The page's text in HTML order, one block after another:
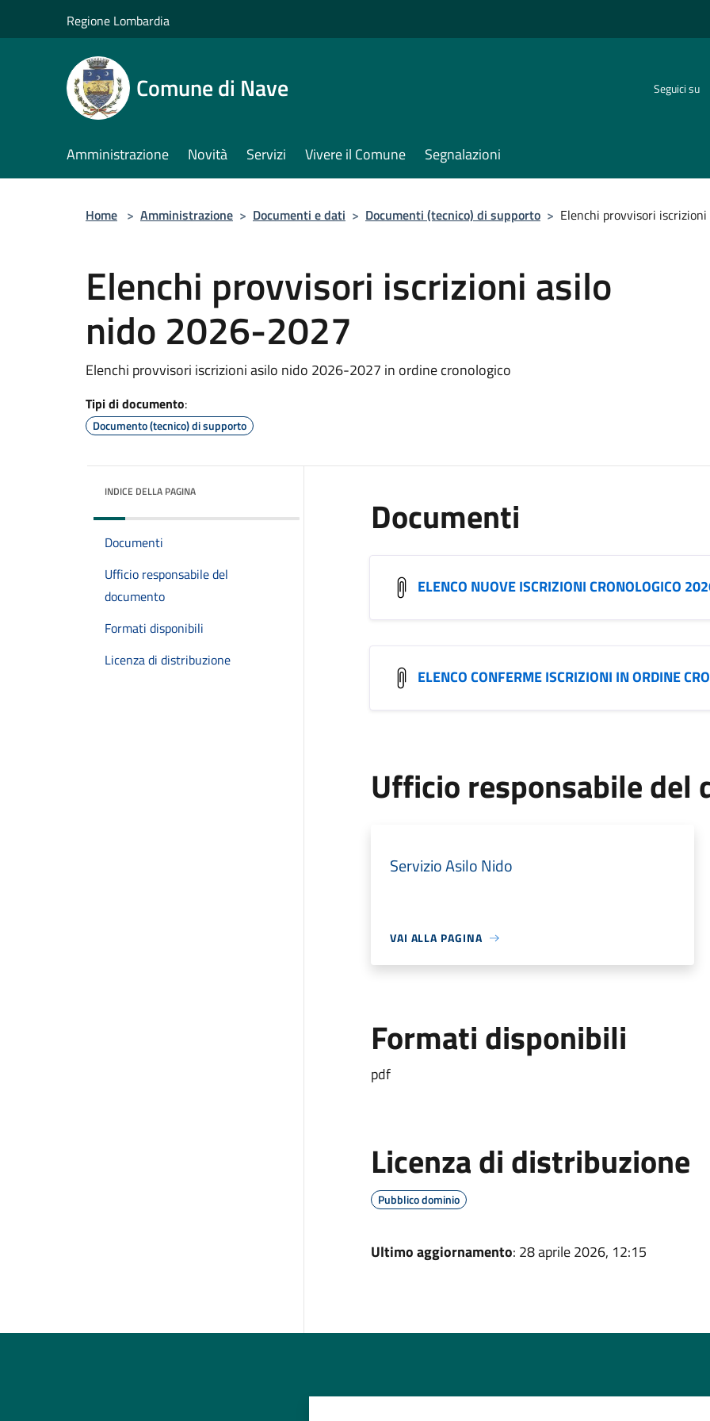
Regione Lombardia
Comune di Nave Seguici su
Amministrazione Novità Servizi Vivere il Comune Segnalazioni
Home > Amministrazione > Documenti e dati > Documenti (tecnico) di supporto > Elenchi provvisori
Elenchi provvisori iscrizioni asilo
nido 2026-2027
Elenchi provvisori iscrizioni asilo nido 2026-2027 in ordine cronologico
Tipi di documento:
Documento (tecnico) di supporto
INDICE DELLA PAGINA
Documenti
Ufficio responsabile del
documento
Formati disponibili
Licenza di distribuzione
Documenti
ELENCO NUOVE ISCRIZIONI CRONOLOGICO
ELENCO CONFERME ISCRIZIONI IN ORDINE
Ufficio responsabile del
Servizio Asilo Nido
VAI ALLA PAGINA
Formati disponibili
pdf
Licenza di distribuzione
Pubblico dominio
Ultimo aggiornamento: 28 aprile 2026, 12:15